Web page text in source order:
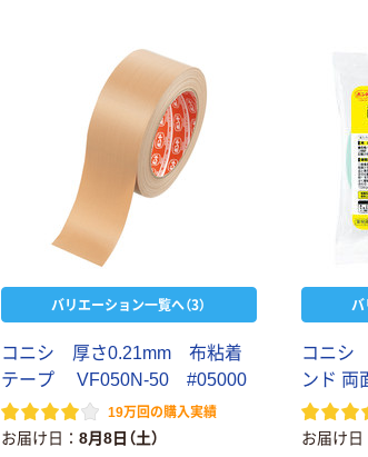
バリエーション一覧へ（3）
コニシ 厚さ0.21mm 布粘着
テープ VF050N-50 #05000
19万回の購入実績
お届け日 8月8日（土）
バ
コニシ
ンド 両
お届け日